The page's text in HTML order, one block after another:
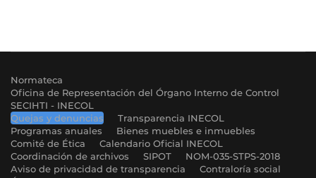
Normateca
Oficina de Representación del Órgano Interno de Control
SECIHTI - INECOL
Quejas y denuncias
Transparencia INECOL
Programas anuales
Bienes muebles e inmuebles
Comité de Ética
Calendario Oficial INECOL
Coordinación de archivos
SIPOT
NOM-035-STPS-2018
Aviso de privacidad de transparencia
Contraloría social